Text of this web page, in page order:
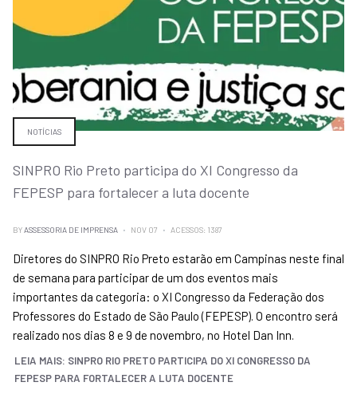
NOTÍCIAS
SINPRO Rio Preto participa do XI Congresso da
FEPESP para fortalecer a luta docente
BYASSESSORIA DE IMPRENSA NOV 07 ACESSOS: 1387
Diretores do SINPRO Rio Preto estarão em Campinas neste final
de semana para participar de um dos eventos mais
importantes da categoria: o XI Congresso da Federação dos
Professores do Estado de São Paulo (FEPESP). O encontro será
realizado nos dias 8 e 9 de novembro, no Hotel Dan Inn.
LEIA MAIS: SINPRO RIO PRETO PARTICIPA DO XI CONGRESSO DA
FEPESP PARA FORTALECER A LUTA DOCENTE